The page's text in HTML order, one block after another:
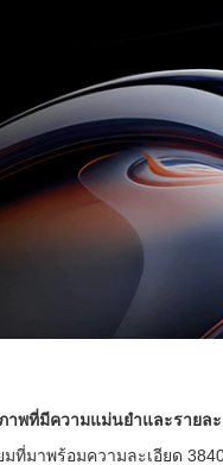
พที่มีความแม่นยำและรายละ
มที่มาพร้อมความละเอียด